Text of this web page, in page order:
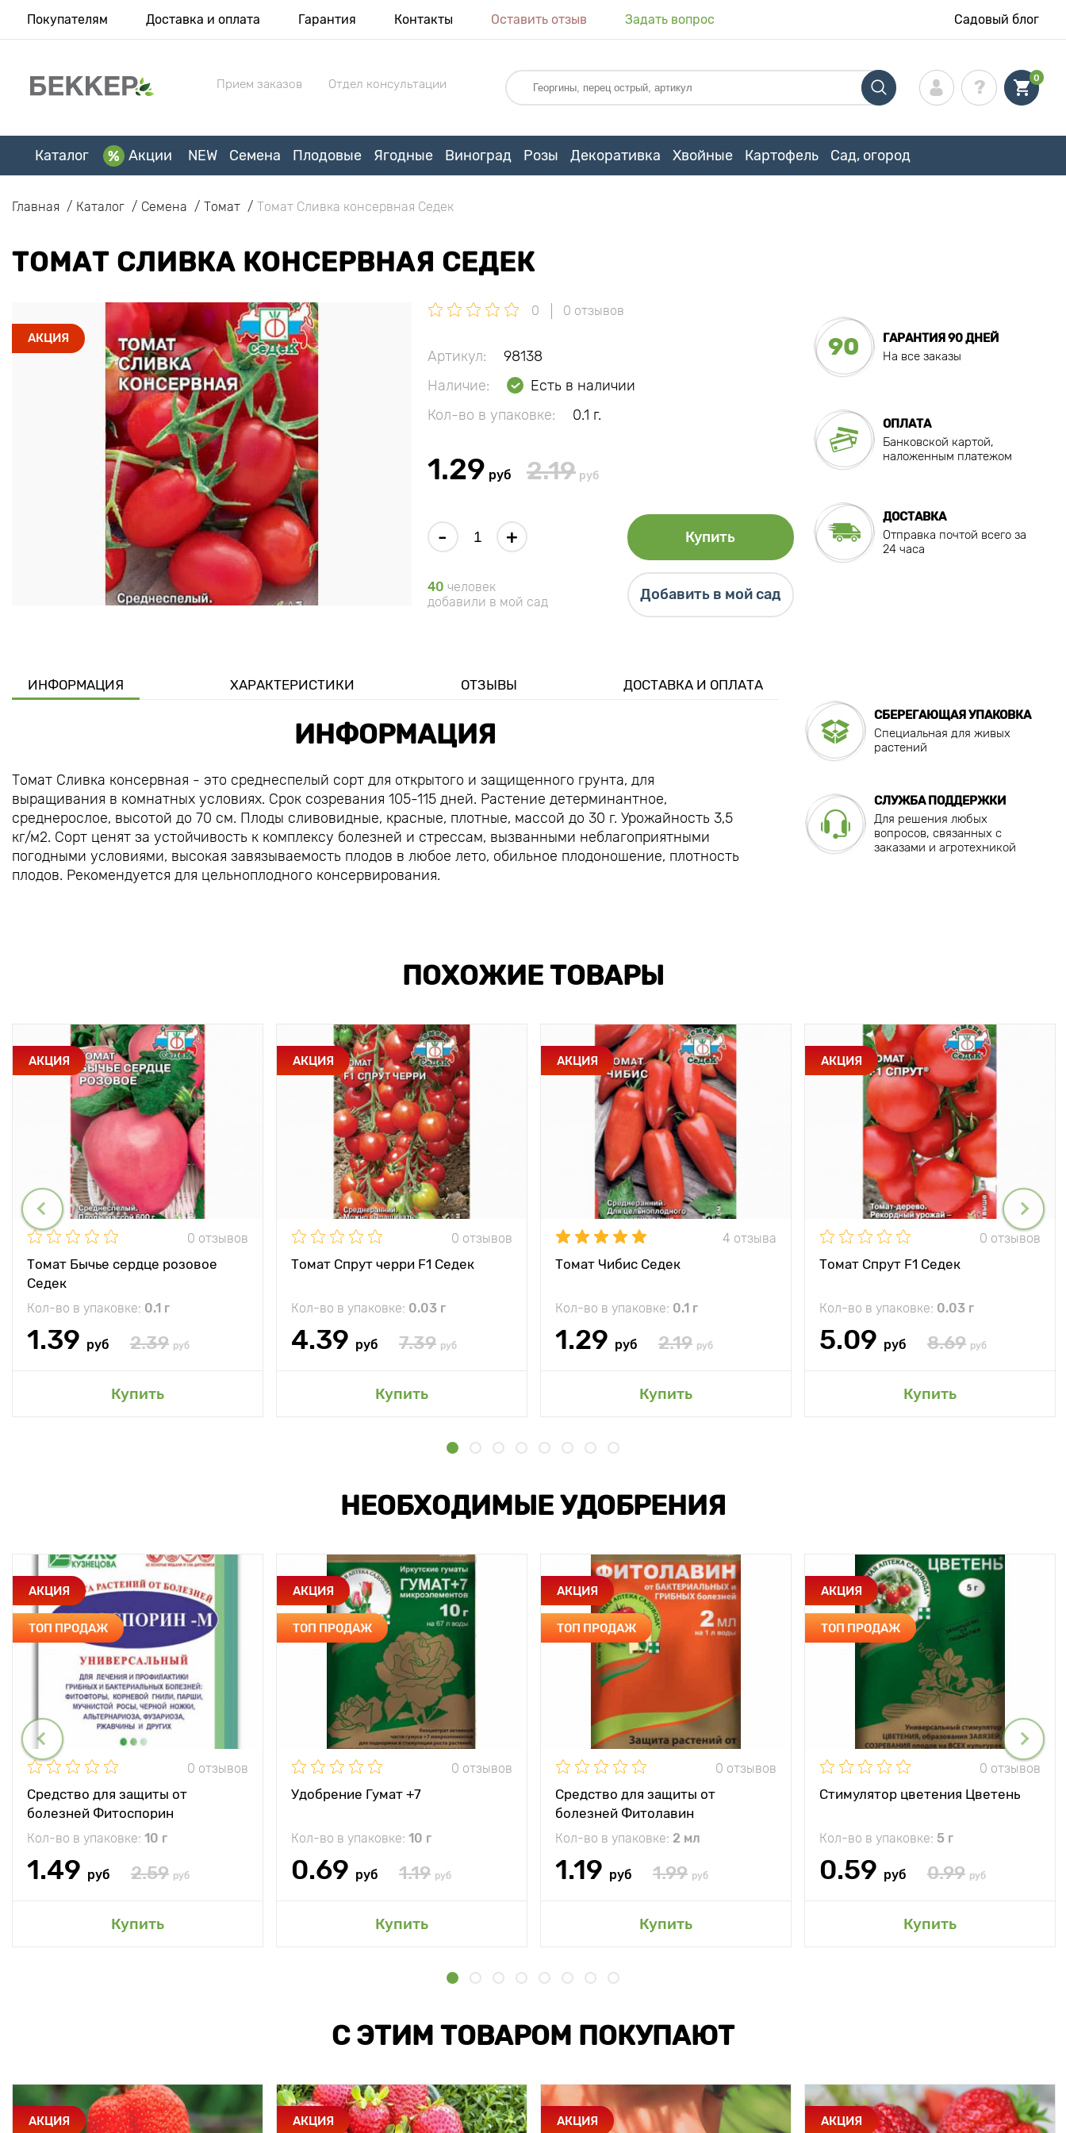
Покупателям Доставка и оплата Гарантия Контакты Оставить отзыв Задать вопрос Садовый блог
Прием заказов Отдел консультации 0
Каталог Акции NEW Семена Плодовые Ягодные Виноград Розы Декоративка Хвойные Картофель Сад, огород
Главная Каталог Семена Томат Томат Сливка консервная Седек
ТОМАТ СЛИВКА КОНСЕРВНАЯ СЕДЕК
АКЦИЯ
0 0 отзывов
Артикул:
98138
Наличие:
Есть в наличии
Кол-во в упаковке:
0.1 г.
1.29 руб 2.19 руб
- + Купить
40 человек
добавили в мой сад
Добавить в мой сад
90
ГАРАНТИЯ 90 ДНЕЙ
На все заказы
ОПЛАТА
Банковской картой,
наложенным платежом
ДОСТАВКА
Отправка почтой всего за
24 часа
ИНФОРМАЦИЯ ХАРАКТЕРИСТИКИ ОТЗЫВЫ ДОСТАВКА И ОПЛАТА
ИНФОРМАЦИЯ
Томат Сливка консервная - это среднеспелый сорт для открытого и защищенного грунта, для
выращивания в комнатных условиях. Срок созревания 105-115 дней. Растение детерминантное,
среднерослое, высотой до 70 см. Плоды сливовидные, красные, плотные, массой до 30 г. Урожайность 3,5
кг/м2. Сорт ценят за устойчивость к комплексу болезней и стрессам, вызванными неблагоприятными
погодными условиями, высокая завязываемость плодов в любое лето, обильное плодоношение, плотность
плодов. Рекомендуется для цельноплодного консервирования.
СБЕРЕГАЮЩАЯ УПАКОВКА
Специальная для живых
растений
СЛУЖБА ПОДДЕРЖКИ
Для решения любых
вопросов, связанных с
заказами и агротехникой
ПОХОЖИЕ ТОВАРЫ
АКЦИЯ
0 отзывов
Томат Бычье сердце розовое
Седек
Кол-во в упаковке: 0.1 г
1.39 руб 2.39 руб
Купить
АКЦИЯ
0 отзывов
Томат Спрут черри F1 Седек
Кол-во в упаковке: 0.03 г
4.39 руб 7.39 руб
Купить
АКЦИЯ
4 отзыва
Томат Чибис Седек
Кол-во в упаковке: 0.1 г
1.29 руб 2.19 руб
Купить
АКЦИЯ
0 отзывов
Томат Спрут F1 Седек
Кол-во в упаковке: 0.03 г
5.09 руб 8.69 руб
Купить
НЕОБХОДИМЫЕ УДОБРЕНИЯ
АКЦИЯ
ТОП ПРОДАЖ
0 отзывов
Средство для защиты от
болезней Фитоспорин
Кол-во в упаковке: 10 г
1.49 руб 2.59 руб
Купить
АКЦИЯ
ТОП ПРОДАЖ
0 отзывов
Удобрение Гумат +7
Кол-во в упаковке: 10 г
0.69 руб 1.19 руб
Купить
АКЦИЯ
ТОП ПРОДАЖ
0 отзывов
Средство для защиты от
болезней Фитолавин
Кол-во в упаковке: 2 мл
1.19 руб 1.99 руб
Купить
АКЦИЯ
ТОП ПРОДАЖ
0 отзывов
Стимулятор цветения Цветень
Кол-во в упаковке: 5 г
0.59 руб 0.99 руб
Купить
С ЭТИМ ТОВАРОМ ПОКУПАЮТ
АКЦИЯ АКЦИЯ АКЦИЯ АКЦИЯ